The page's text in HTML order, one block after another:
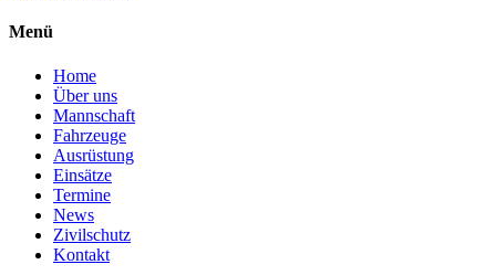
Menü
Home
Über uns
Mannschaft
Fahrzeuge
Ausrüstung
Einsätze
Termine
News
Zivilschutz
Kontakt